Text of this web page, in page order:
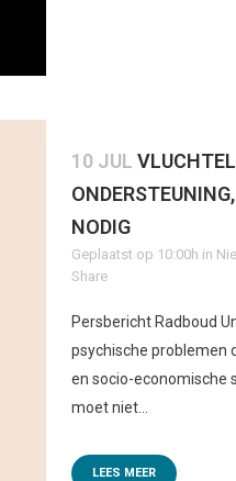
10 JUL
NODIG
Geplaatst op 10:00h in
Share
Persbericht Radboud
psychische problemen
en socio-economische
moet niet...
LEES MEER